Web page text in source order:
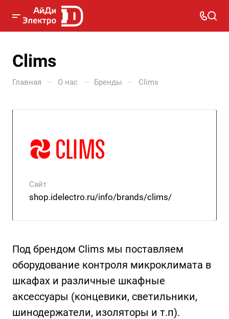
Clims
Главная — О нас — Бренды — Clims
Сайт
shop.idelectro.ru/info/brands/clims/
Под брендом Clims мы поставляем
оборудование контроля микроклимата в
шкафах и различные шкафные
аксессуары (концевики, светильники,
шинодержатели, изоляторы и т.п).